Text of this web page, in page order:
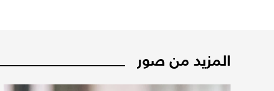
المزيد من صور